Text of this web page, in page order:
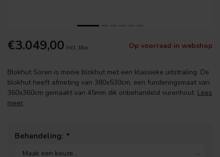
€3.049,00 Incl. btw Op voorraad in webshop
Blokhut Sören is mooie blokhut met een klassieke uitstraling. De
blokhut heeft afmeting van 380x530cm, een funderingsmaat van
360x360cm gemaakt van 45mm dik onbehandeld vurenhout. Lees
meer.
Behandeling: *